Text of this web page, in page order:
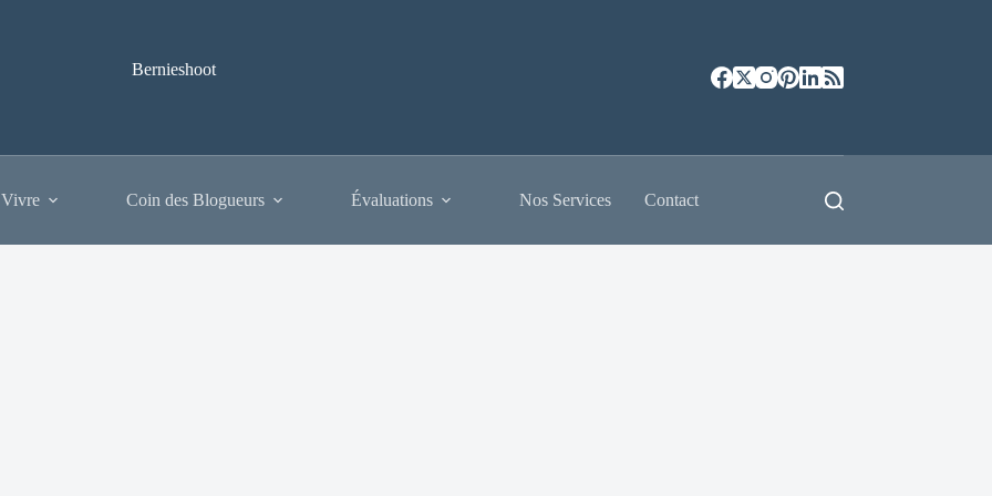
Bernieshoot
Coin des Blogueurs Évaluations Nos Services Contact